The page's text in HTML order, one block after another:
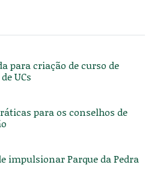
para criação de curso de
UCs
para os conselhos de
impulsionar Parque da Pedra